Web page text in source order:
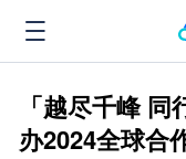
「越尽千峰
办2024全球合